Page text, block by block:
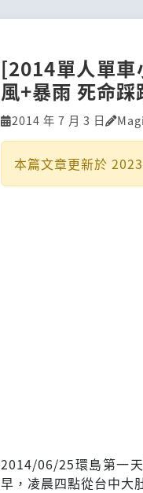
[2014單人單
風+暴雨 死命踩
2014 年 7 月 3 日
本篇文章更新於
2014/06/25環島第一
早，凌晨四點從台中大